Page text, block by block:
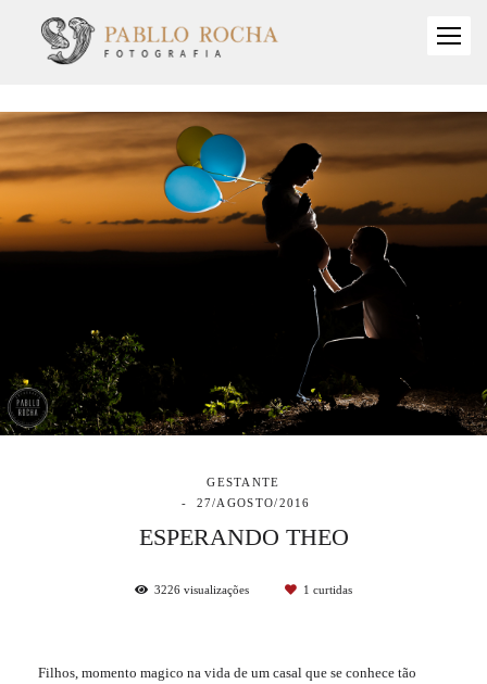
GESTANTE
27/AGOSTO/2016
ESPERANDO THEO
3226 visualizações 1 curtidas
Filhos, momento magico na vida de um casal que se conhece tão